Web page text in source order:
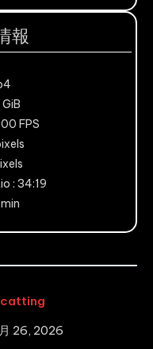
報
FPS
: 34:19
26, 2026